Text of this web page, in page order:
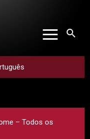
search
– Todos os